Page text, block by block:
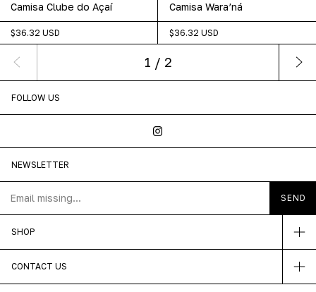
Camisa Clube do Açaí
$36.32 USD
Camisa Wara’ná
$36.32 USD
1 / 2
FOLLOW US
NEWSLETTER
SHOP
CONTACT US